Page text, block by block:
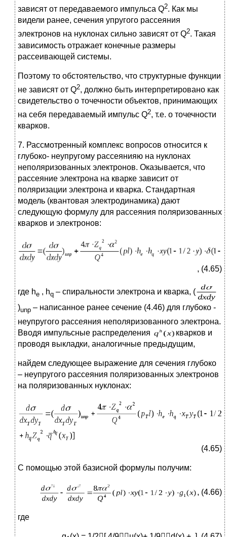
зависят от передаваемого импульса Q2. Как мы
видели ранее, сечения упругого рассеяния
электронов на нуклонах сильно зависят от Q2. Такая
зависимость отражает конечные размеры
рассеивающей системы.
Поэтому то обстоятельство, что структурные функции
не зависят от Q2, должно быть интерпретировано как
свидетельство о точечности объектов, принимающих
на себя передаваемый импульс Q2, т.е. о точечности
кварков.
7. Рассмотренный комплекс вопросов относится к
глубоко- неупругому рассеянияю на нуклонах
неполяризованных электронов. Оказывается, что
рассеяние электрона на кварке зависит от
поляризации электрона и кварка. Стандартная
модель (квантовая электродинамика) дают
следующую формулу для рассеяния поляризованных
кварков и электронов:
, (4.65)
где he , hq – спиральности электрона и кварка, (
)unp – написанное ранее сечение (4.46) для глубоко -
неупругого рассеяния неполяризованного электрона.
Вводя импульсные распределения
кварков и
проводя выкладки, аналогичные предыдущим,
найдем следующее выражение для сечения глубоко
– неупругого рассеяния поляризованных электронов
на поляризованных нуклонах:
(4.65)
С помощью этой базисной формулы получим:
, (4.66)
где